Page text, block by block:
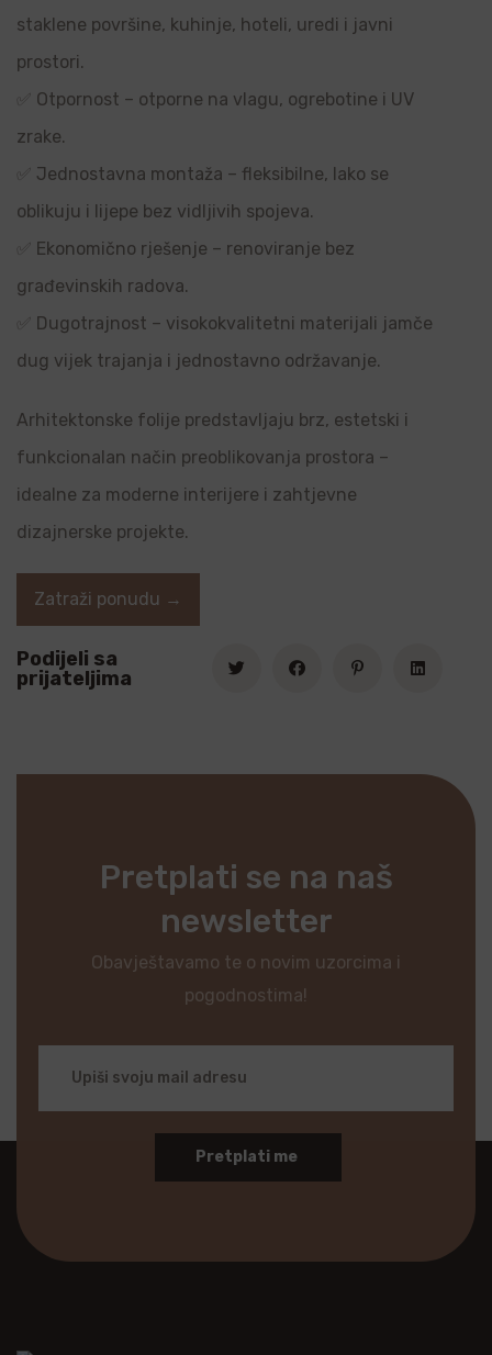
staklene površine, kuhinje, hoteli, uredi i javni
prostori.
✅ Otpornost – otporne na vlagu, ogrebotine i UV
zrake.
✅ Jednostavna montaža – fleksibilne, lako se
oblikuju i lijepe bez vidljivih spojeva.
✅ Ekonomično rješenje – renoviranje bez
građevinskih radova.
✅ Dugotrajnost – visokokvalitetni materijali jamče
dug vijek trajanja i jednostavno održavanje.
Arhitektonske folije predstavljaju brz, estetski i
funkcionalan način preoblikovanja prostora –
idealne za moderne interijere i zahtjevne
dizajnerske projekte.
Podijeli sa
prijateljima
Zatraži ponudu →
Pretplati se na naš
newsletter
Obavještavamo te o novim uzorcima i
pogodnostima!
Pretplati me